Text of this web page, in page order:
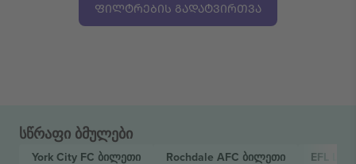
ᲤᲘᲚᲢᲠᲔᲑᲘᲡ ᲒᲐᲓᲐᲢᲕᲘᲠᲗᲕᲐ
სწრაფი ბმულები
York City FC ბილეთი Rochdale AFC ბილეთი EFL